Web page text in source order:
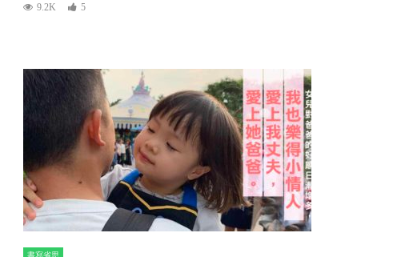
9.2K 5
書寫省思